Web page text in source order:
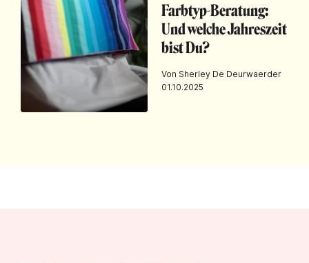
Farbtyp-Beratung:
Und welche Jahreszeit
bist Du?
Von Sherley De Deurwaerder
01.10.2025